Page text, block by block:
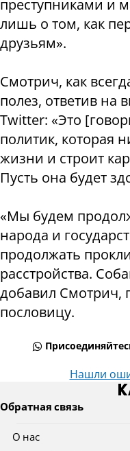
преступниками и
лишь о том, как
друзьям».
Смотрич, как
полез, ответив на
Twitter: «Это
политик, которая
жизни и строит
Пусть она будет
«Мы будем
народа и
продолжать
расстройства.
добавил Смотрич,
пословицу.
Нашли
Обратная связь
О нас